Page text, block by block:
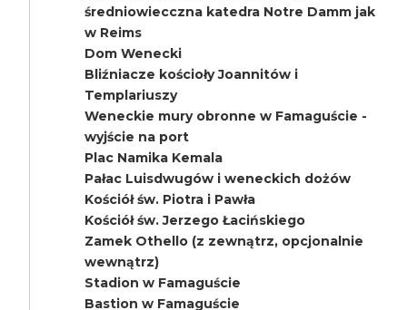
średniowiecczna katedra Notre Damm jak
w Reims
Dom Wenecki
Bliźniacze kościoły Joannitów i
Templariuszy
Weneckie mury obronne w Famaguście -
wyjście na port
Plac Namika Kemala
Pałac Luisdwugów i weneckich dożów
Kościół św. Piotra i Pawła
Kościół św. Jerzego Łacińskiego
Zamek Othello (z zewnątrz, opcjonalnie
wewnątrz)
Stadion w Famaguście
Bastion w Famaguście